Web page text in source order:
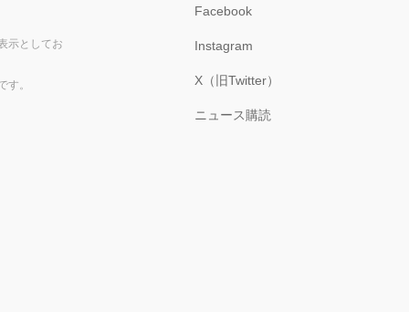
示としてお
す。
Facebook
Instagram
X（旧Twitter）
ニュース購読